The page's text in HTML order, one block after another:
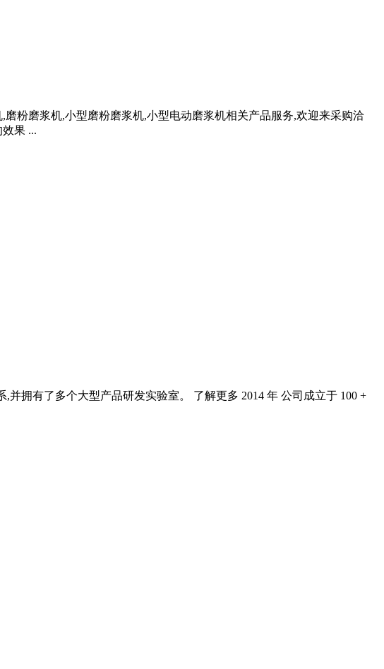
粉磨浆机,小型磨粉磨浆机,小型电动磨浆机相关产品服务,欢迎来采购洽
果 ...
拥有了多个大型产品研发实验室。 了解更多 2014 年 公司成立于 100 +